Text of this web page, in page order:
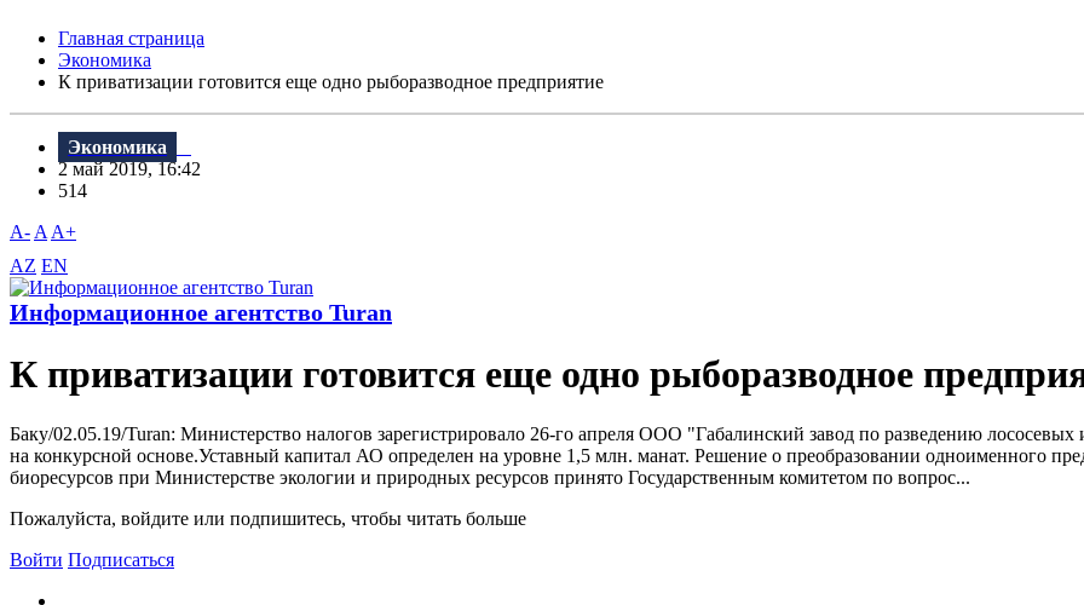
Главная страница
Экономика
К приватизации готовится еще одно рыборазводное предприятие
Экономика
2 май 2019, 16:42
514
A- A A+
AZ EN
Информационное агентство Turan
К приватизации готовится еще одно рыборазводное
Баку/02.05.19/Turan: Министерство налогов зарегистрировало 26-го апреля ООО "Габалинский завод по разведению
на конкурсной основе.Уставный капитал АО определен на уровне 1,5 млн. манат. Решение о преобразовании одноименного
биоресурсов при Министерстве экологии и природных ресурсов принято Государственным комитетом по вопрос...
Пожалуйста, войдите или подпишитесь, чтобы читать больше
Войти Подписаться